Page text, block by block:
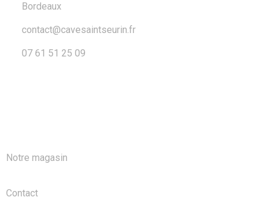
Bordeaux
contact@cavesaintseurin.fr
07 61 51 25 09
Notre magasin
Contact